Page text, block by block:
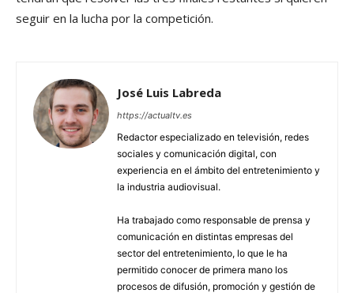
seguir en la lucha por la competición.
José Luis Labreda
https://actualtv.es
Redactor especializado en televisión, redes
sociales y comunicación digital, con
experiencia en el ámbito del entretenimiento y
la industria audiovisual.
Ha trabajado como responsable de prensa y
comunicación en distintas empresas del
sector del entretenimiento, lo que le ha
permitido conocer de primera mano los
procesos de difusión, promoción y gestión de